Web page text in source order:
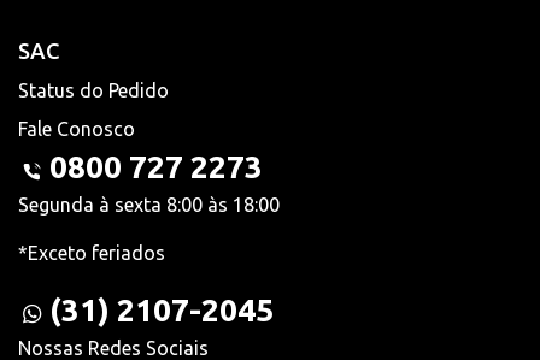
SAC
Status do Pedido
Fale Conosco
0800 727 2273
Segunda à sexta 8:00 às 18:00
*Exceto feriados
(31) 2107-2045
Nossas Redes Sociais